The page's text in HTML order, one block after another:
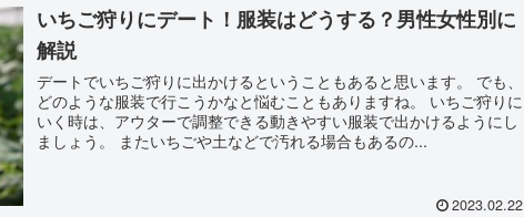
いちご狩りにデート！服装はどうする？男性女性別に
解説
デートでいちご狩りに出かけるということもあると思います。 でも、
どのような服装で行こうかなと悩むこともありますね。 いちご狩りに
いく時は、アウターで調整できる動きやすい服装で出かけるようにし
ましょう。 またいちごや土などで汚れる場合もあるの...
2023.02.22